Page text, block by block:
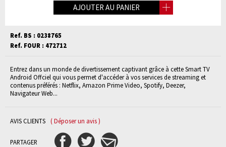
AJOUTER AU PANIER
Ref. BS : 0238765
Ref. FOUR : 472712
Entrez dans un monde de divertissement captivant grâce à cette Smart TV
Android Offciel qui vous permet d'accéder à vos services de streaming et
contenus préférés : Netflix, Amazon Prime Video, Spotify, Deezer,
Navigateur Web...
AVIS CLIENTS ( Déposer un avis )
PARTAGER